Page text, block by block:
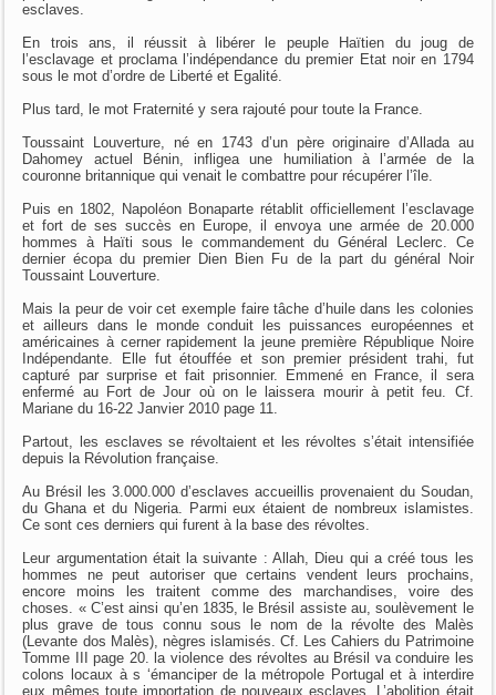
esclaves.
En trois ans, il réussit à libérer le peuple Haïtien du joug de
l’esclavage et proclama l’indépendance du premier Etat noir en 1794
sous le mot d’ordre de Liberté et Egalité.
Plus tard, le mot Fraternité y sera rajouté pour toute la France.
Toussaint Louverture, né en 1743 d’un père originaire d’Allada au
Dahomey actuel Bénin, infligea une humiliation à l’armée de la
couronne britannique qui venait le combattre pour récupérer l’île.
Puis en 1802, Napoléon Bonaparte rétablit officiellement l’esclavage
et fort de ses succès en Europe, il envoya une armée de 20.000
hommes à Haïti sous le commandement du Général Leclerc. Ce
dernier écopa du premier Dien Bien Fu de la part du général Noir
Toussaint Louverture.
Mais la peur de voir cet exemple faire tâche d’huile dans les colonies
et ailleurs dans le monde conduit les puissances européennes et
américaines à cerner rapidement la jeune première République Noire
Indépendante. Elle fut étouffée et son premier président trahi, fut
capturé par surprise et fait prisonnier. Emmené en France, il sera
enfermé au Fort de Jour où on le laissera mourir à petit feu. Cf.
Mariane du 16-22 Janvier 2010 page 11.
Partout, les esclaves se révoltaient et les révoltes s’était intensifiée
depuis la Révolution française.
Au Brésil les 3.000.000 d’esclaves accueillis provenaient du Soudan,
du Ghana et du Nigeria. Parmi eux étaient de nombreux islamistes.
Ce sont ces derniers qui furent à la base des révoltes.
Leur argumentation était la suivante : Allah, Dieu qui a créé tous les
hommes ne peut autoriser que certains vendent leurs prochains,
encore moins les traitent comme des marchandises, voire des
choses. « C’est ainsi qu’en 1835, le Brésil assiste au, soulèvement le
plus grave de tous connu sous le nom de la révolte des Malès
(Levante dos Malès), nègres islamisés. Cf. Les Cahiers du Patrimoine
Tomme III page 20. la violence des révoltes au Brésil va conduire les
colons locaux à s ‘émanciper de la métropole Portugal et à interdire
eux mêmes toute importation de nouveaux esclaves. L’abolition était